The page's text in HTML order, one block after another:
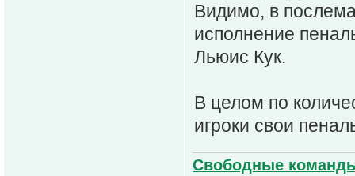
Видимо, в
исполнение
Льюис Кук.
В целом по
игроки свои
Свободные